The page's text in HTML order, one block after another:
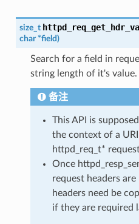
size_t
char *field)
Search for a field in
string length of it's value.
备注
This API is
the context of a
httpd_req_t*
Once
request headers
headers need be
if they are required